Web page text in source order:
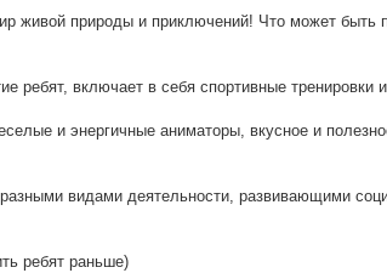
живой природы и приключений! Что может быть
ребят, включает в себя спортивные тренировки и
и энергичные аниматоры, вкусное и
видами деятельности, развивающими
ребят раньше)